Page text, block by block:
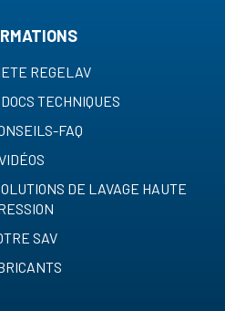
REGELAV
TECHNIQUES
FAQ
DE LAVAGE HAUTE
SAV